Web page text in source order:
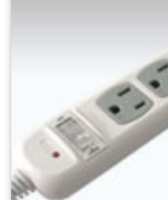
3.基板指示燈(選配) Surge
本產品加裝突波基板,能有效
壓穩定狀態,保護電器用品,延
4.過載保護自動斷電紅燈開關
Breaker And Lighted Switch
使用中若自動斷電開關跳脫,
將暫時不需使用之插座開關關
將“RESET”輕輕按一下，即